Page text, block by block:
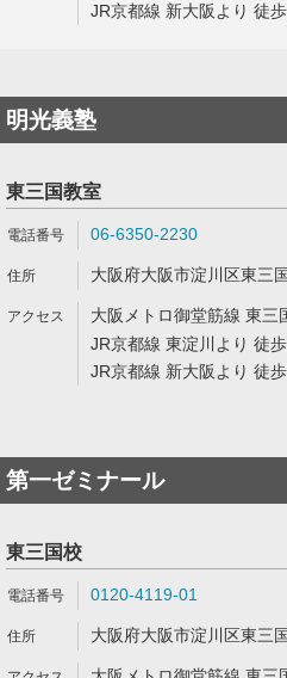
JR京都線 新大阪より 徒
明光義塾
東三国教室
06-6350-2230
大阪府大阪市淀川区東三
大阪メトロ御堂筋線 東三
JR京都線 東淀川より 徒
JR京都線 新大阪より 徒
第一ゼミナール
東三国校
0120-4119-01
大阪府大阪市淀川区東三